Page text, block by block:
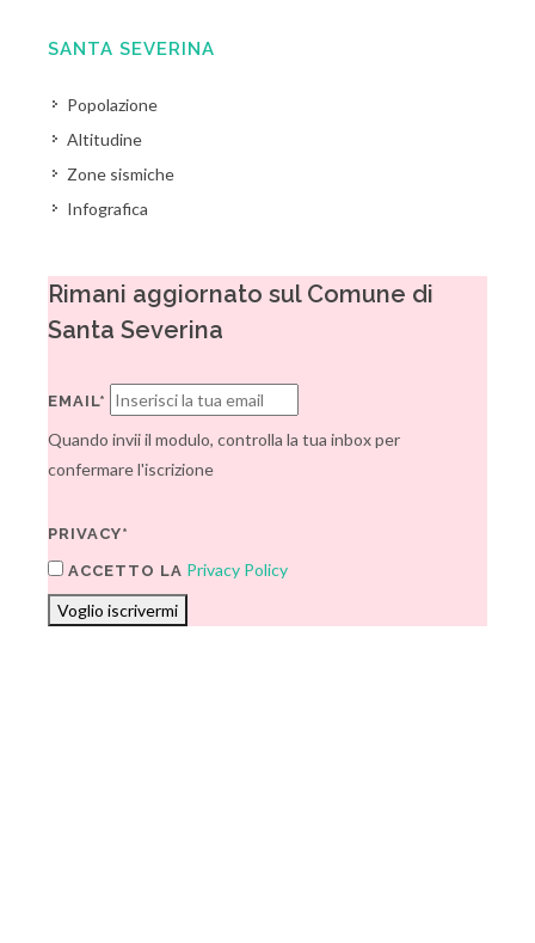
SANTA SEVERINA
Popolazione
Altitudine
Zone sismiche
Infografica
Rimani aggiornato sul Comune di
Santa Severina
EMAIL*
Quando invii il modulo, controlla la tua inbox per
confermare l'iscrizione
PRIVACY*
ACCETTO LA Privacy Policy
Voglio iscrivermi